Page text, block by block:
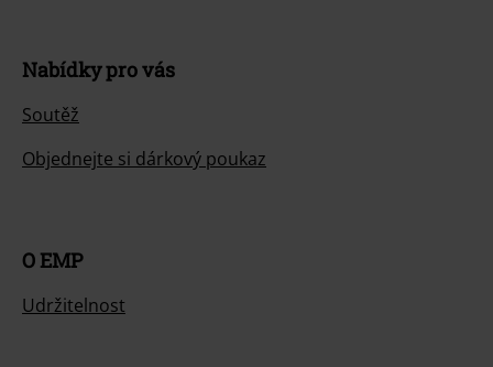
Nabídky pro vás
Soutěž
Objednejte si dárkový poukaz
O EMP
Udržitelnost